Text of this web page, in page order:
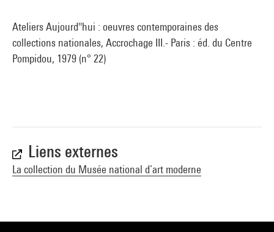
Ateliers Aujourd''hui : oeuvres contemporaines des
collections nationales, Accrochage III.- Paris : éd. du Centre
Pompidou, 1979 (n° 22)
Liens externes
La collection du Musée national d’art moderne